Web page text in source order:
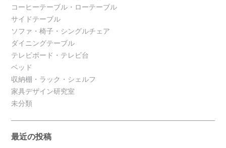
コーヒーテーブル・ローテーブル
サイドテーブル
ソファ・椅子・シングルチェア
ダイニングテーブル
テレビボード・テレビ台
ベッド
収納棚・ラック・シェルフ
家具デザイン研究室
未分類
最近の投稿